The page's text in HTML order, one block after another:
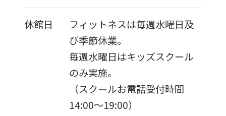
休館日
フィットネスは毎週水曜日及
び季節休業。
毎週水曜日はキッズスクール
のみ実施。
（スクールお電話受付時間
14:00～19:00）